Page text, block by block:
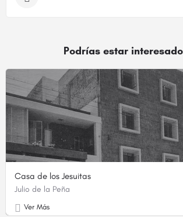
Podrías estar
Casa de los Jesuitas
Julio de la Peña
Ver Más